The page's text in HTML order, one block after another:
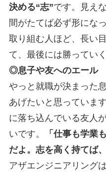
決める“志”です。見え
間がたてば必ず形にな
取り組む人ほど、長い
て、最後には勝ってい
◎息子や友へのエール
やっと就職が決まった
あげたいと思っていま
に落ち込んでいる友人
いです。
「仕事も学業
だよ。志を高く持てば
アザエンジニアリングは